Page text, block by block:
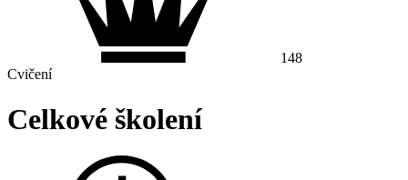
148
Cvičení
Celkové školení